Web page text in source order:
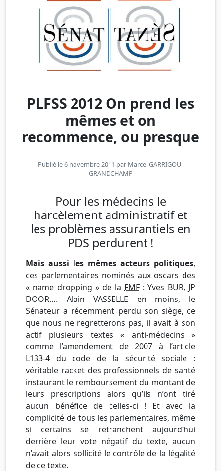
PLFSS 2012 On prend les
mêmes et on
recommence, ou presque
Publié le 6 novembre 2011 par Marcel GARRIGOU-
GRANDCHAMP
Pour les médecins le
harcèlement administratif et
les problèmes assurantiels en
PDS perdurent !
Mais aussi les mêmes acteurs politiques,
ces parlementaires nominés aux oscars des
« name dropping » de la FMF:Yves BUR, JP
DOOR…. Alain VASSELLE en moins, le
Sénateur a récemment perdu son siège, ce
que nous ne regretterons pas, il avait à son
actif plusieurs textes « anti-médecins »
comme l’amendement de 2007 à l’article
L133-4 du code de la sécurité sociale :
véritable racket des professionnels de santé
instaurant le remboursement du montant de
leurs prescriptions alors qu’ils n’ont tiré
aucun bénéfice de celles-ci ! Et avec la
complicité de tous les parlementaires, même
si certains se retranchent aujourd’hui
derrière leur vote négatif du texte, aucun
n’avait alors sollicité le contrôle de la légalité
de ce texte.